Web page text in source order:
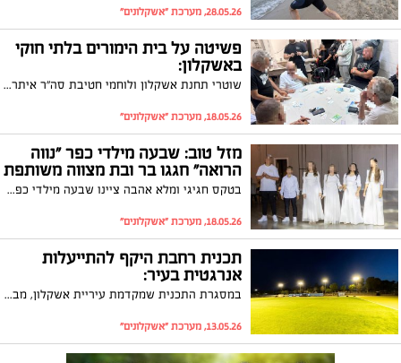
28.05.26, מערכת "אשקלונים"
פשיטה על בית הימורים בלתי חוקי
באשקלון:
שוטרי תחנת אשקלון ולוחמי חטיבת סה"ר איתרו מקום ששימש להימורים, תפסו כסף ועיכבו מספר מעורבים לחקירה
18.05.26, מערכת "אשקלונים"
מזל טוב: שבעה מילדי כפר "נווה
הרואה" חגגו בר ובת מצווה משותפת
בטקס חגיגי ומלא אהבה ציינו שבעה מילדי כפר הילדים נווה הרואה את כניסתם לגיל מצוות, יחד עם הנהלת הכפר, אנשי החינוך והקהילה המלווה אותם לאורך הדרך
18.05.26, מערכת "אשקלונים"
תכנית רחבת היקף להתייעלות
אנרגטית בעיר:
במסגרת התכנית שמקדמת עיריית אשקלון, מבוצעים בימים אלו פרויקטים מתקדמים לשדרוג מערכות התאורה והמיזוג במוסדות ציבור, מתקני ספורט ומוסדות חינוך ברחבי העיר בתמיכת משרד האנרגיה
13.05.26, מערכת "אשקלונים"